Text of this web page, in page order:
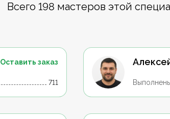
Всего 198 мастеров этой
Оставить заказ
711